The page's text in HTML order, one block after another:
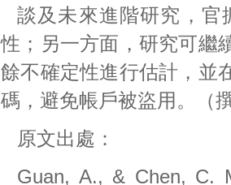
談及未來進階研究，官
性；另一方面，研究可繼
餘不確定性進行估計，並
碼，避免帳戶被盜用。（
原文出處：
Guan, A., & Chen, C.